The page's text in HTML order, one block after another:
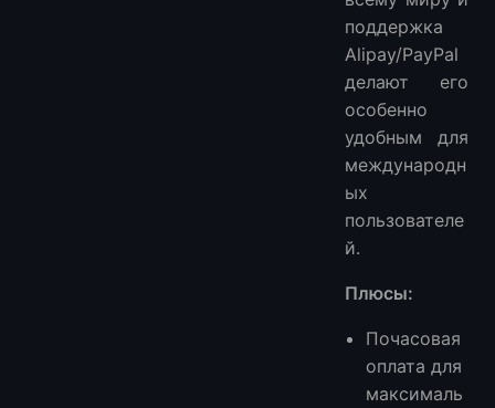
поддержка
Alipay/PayPal
делают его
особенно
удобным для
международн
ых
пользователе
й.
Плюсы:
Почасовая
оплата для
максималь